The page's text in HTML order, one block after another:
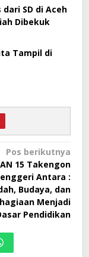
SD di Aceh
Dibekuk
Tampil di
Pos berikutnya
15 Takengon
Antara :
Budaya, dan
Menjadi
Pendidikan